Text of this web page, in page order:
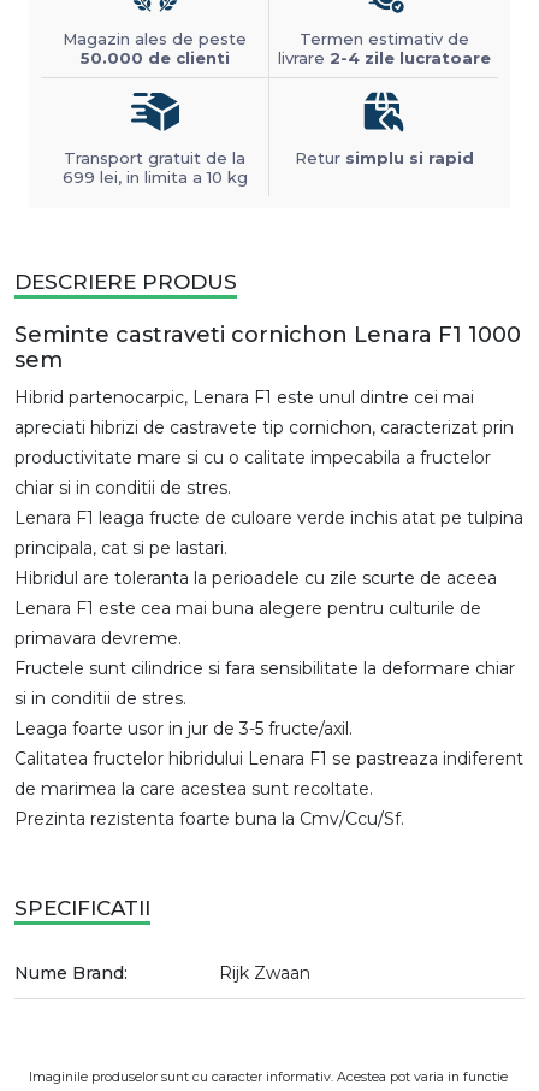
Magazin ales de peste
50.000 de clienti
Termen estimativ de
livrare 2-4 zile lucratoare
Transport gratuit de la
699 lei, in limita a 10 kg
Retur simplu si rapid
DESCRIERE PRODUS
Seminte castraveti cornichon Lenara F1 1000
sem
Hibrid partenocarpic, Lenara F1 este unul dintre cei mai
apreciati hibrizi de castravete tip cornichon, caracterizat prin
productivitate mare si cu o calitate impecabila a fructelor
chiar si in conditii de stres.
Lenara F1 leaga fructe de culoare verde inchis atat pe tulpina
principala, cat si pe lastari.
Hibridul are toleranta la perioadele cu zile scurte de aceea
Lenara F1 este cea mai buna alegere pentru culturile de
primavara devreme.
Fructele sunt cilindrice si fara sensibilitate la deformare chiar
si in conditii de stres.
Leaga foarte usor in jur de 3-5 fructe/axil.
Calitatea fructelor hibridului Lenara F1 se pastreaza indiferent
de marimea la care acestea sunt recoltate.
Prezinta rezistenta foarte buna la Cmv/Ccu/Sf.
SPECIFICATII
Nume Brand: Rijk Zwaan
Imaginile produselor sunt cu caracter informativ. Acestea pot varia in functie